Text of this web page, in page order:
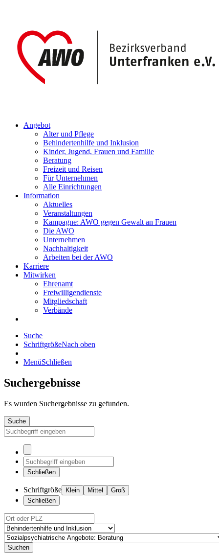
Angebot
Alter und Pflege
Behindertenhilfe und Inklusion
Kinder, Jugend, Frauen und Familie
Beratung
Freizeit und Reisen
Für Unternehmen
Alle Einrichtungen
Information
Aktuelles
Veranstaltungen
Kampagne: AWO gegen Gewalt an Frauen
Die AWO
Unternehmen
Nachhaltigkeit
Arbeiten bei der AWO
Karriere
Mitwirken
Ehrenamt
Freiwilligendienste
Mitgliedschaft
Verbände
Suche
SchriftgrößeNach oben
MenüSchließen
Suchergebnisse
Es wurden Suchergebnisse zu gefunden.
Suche
Schließen
Schriftgröße Klein Mittel
Groß
Schließen
Suchen